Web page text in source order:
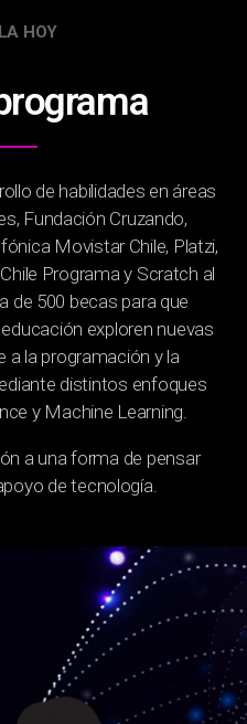
HOY
de habilidades en áreas
Fundación Cruzando,
Movistar Chile, Platzi,
Programa y Scratch al
de 500 becas para que
exploren nuevas
a la programación y la
distintos enfoques
y Machine Learning.
a una forma de pensar
de tecnología.